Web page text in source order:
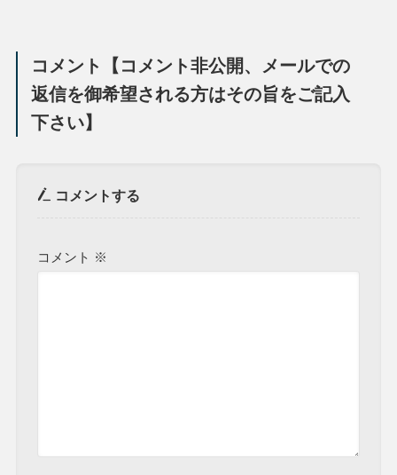
コメント【コメント非公開、メールでの
返信を御希望される方はその旨をご記入
下さい】
コメントする
コメント ※